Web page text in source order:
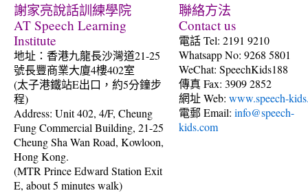
謝家亮說話訓練學院
AT Speech Learning
Institute
地址：香港九龍長沙灣道21-25
號長豐商業大廈4樓402室
(太子港鐵站E出口，約5分鐘步
程)
Address: Unit 402, 4/F, Cheung
Fung Commercial Building, 21-25
Cheung Sha Wan Road, Kowloon,
Hong Kong.
(MTR Prince Edward Station Exit
E, about 5 minutes walk)
聯絡方法
Contact us
電話 Tel: 2191 9210
Whatsapp No: 9268 5801
WeChat: SpeechKids188
傳真 Fax: 3909 2852
網址 Web: www.speech-
電郵 Email: info@speech-
kids.com